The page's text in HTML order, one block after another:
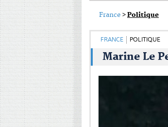
France >Politique
FRANCE POLITIQUE
Marine Le